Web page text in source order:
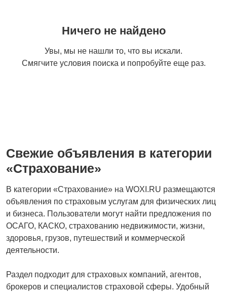
обслуживание техники
Монтаж и установка
техники
Деловые услуги4 Страхование
Услуги посредников
Полиграфия,
наружная реклама
Вывоз мусора и
вторсырья
Уборка
Ничего не найдено
Увы, мы не нашли то, что вы искали.
Смягчите условия поиска и попробуйте еще раз.
Свежие объявления в категории
«Страхование»
В категории «Страхование» на WOXI.RU размещаются
объявления по страховым услугам для физических лиц
и бизнеса. Пользователи могут найти предложения по
ОСАГО, КАСКО, страхованию недвижимости, жизни,
здоровья, грузов, путешествий и коммерческой
деятельности.
Раздел подходит для страховых компаний, агентов,
брокеров и специалистов страховой сферы. Удобный